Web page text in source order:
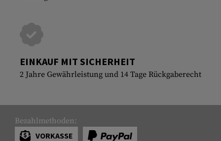
EINKAUF MIT SICHERHEIT
2 Jahre Gewährleistung und 14 Tage Rückgaberecht
Bezahlmethoden:
VORKASSE